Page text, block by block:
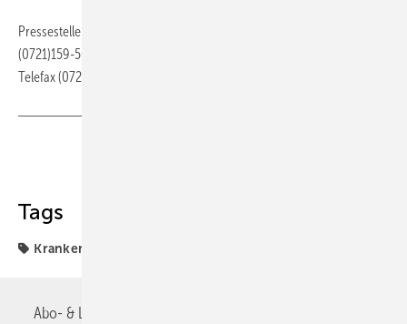
Pressestelle des Bundesgerichtshofs, 76125 Karlsruhe, Telefon
(0721)159-5013,
Telefax (0721) 159-5501
Tags
Krankenversicherung
Abo- & Leserservice